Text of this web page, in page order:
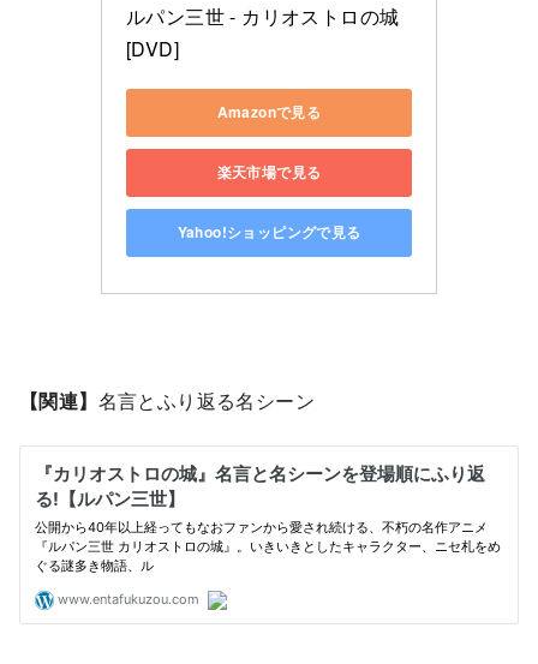
ルパン三世 - カリオストロの城
[DVD]
Amazonで見る
楽天市場で見る
Yahoo!ショッピングで見る
【関連】 名言とふり返る名シーン